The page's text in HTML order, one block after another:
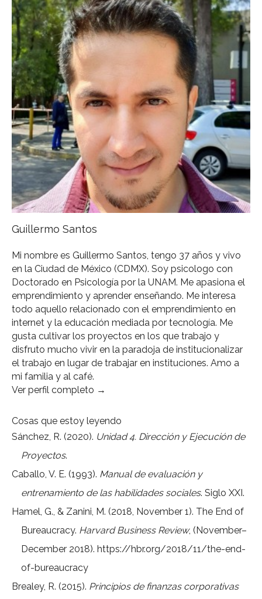
Guillermo Santos
Mi nombre es Guillermo Santos, tengo 37 años y vivo
en la Ciudad de México (CDMX). Soy psicologo con
Doctorado en Psicología por la UNAM. Me apasiona el
emprendimiento y aprender enseñando. Me interesa
todo aquello relacionado con el emprendimiento en
internet y la educación mediada por tecnología. Me
gusta cultivar los proyectos en los que trabajo y
disfruto mucho vivir en la paradoja de institucionalizar
el trabajo en lugar de trabajar en instituciones. Amo a
mi familia y al café.
Ver perfil completo →
Cosas que estoy leyendo
Sánchez, R. (2020). Unidad 4. Dirección y Ejecución de
Proyectos.
Caballo, V. E. (1993). Manual de evaluación y
entrenamiento de las habilidades sociales. Siglo XXI.
Hamel, G., & Zanini, M. (2018, November 1). The End of
Bureaucracy. Harvard Business Review, (November–
December 2018). https://hbr.org/2018/11/the-end-
of-bureaucracy
Brealey, R. (2015). Principios de finanzas corporativas